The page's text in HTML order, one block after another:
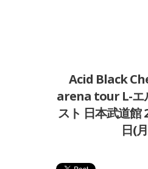
Acid Black
arena tour L-エ
スト 日本武道館
日(